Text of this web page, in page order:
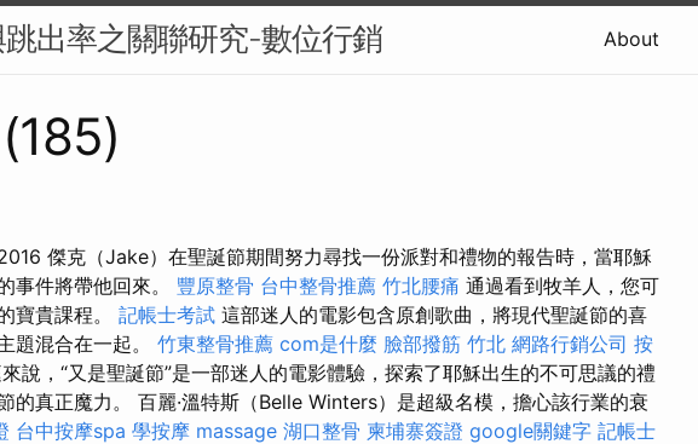
出率之關聯研究-數位行銷 About
傑克（Jake）在聖誕節期間努力尋找一份派對和禮物的報告時，當耶穌
事件將帶他回來。 豐原整骨 台中整骨推薦 竹北腰痛 通過看到牧羊人，您可
寶貴課程。 記帳士考試 這部迷人的電影包含原創歌曲，將現代聖誕節的喜
題混合在一起。 竹東整骨推薦 com是什麼 臉部撥筋 竹北 網路行銷公司 按
說，“又是聖誕節”是一部迷人的電影體驗，探索了耶穌出生的不可思議的禮
的真正魔力。 百麗·溫特斯（Belle Winters）是超級名模，擔心該行業的衰
台中按摩spa 學按摩 massage 湖口整骨 柬埔寨簽證 google關鍵字 記帳士